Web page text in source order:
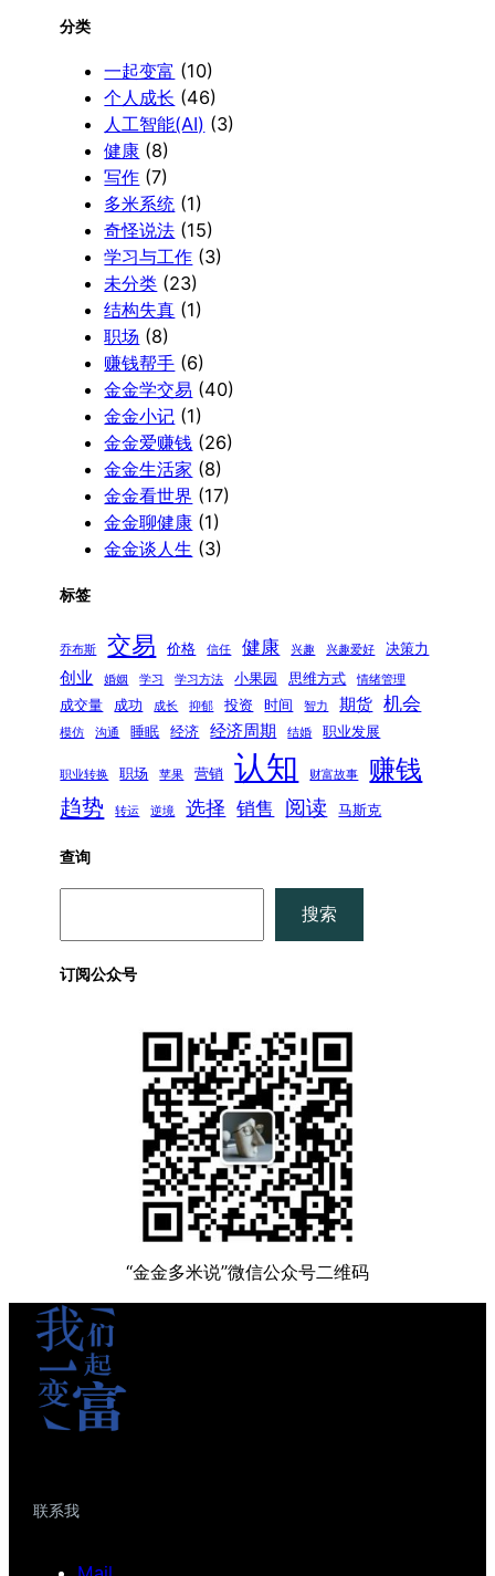
分类
一起变富 (10)
个人成长 (46)
人工智能(AI) (3)
健康 (8)
写作 (7)
多米系统 (1)
奇怪说法 (15)
学习与工作 (3)
未分类 (23)
结构失真 (1)
职场 (8)
赚钱帮手 (6)
金金学交易 (40)
金金小记 (1)
金金爱赚钱 (26)
金金生活家 (8)
金金看世界 (17)
金金聊健康 (1)
金金谈人生 (3)
标签
乔布斯 交易 价格 信任 健康 兴趣 兴趣爱好 决策力
创业 婚姻 学习 学习方法 小果园 思维方式 情绪管理
成交量 成功 成长 抑郁 投资 时间 智力 期货 机会
模仿 沟通 睡眠 经济 经济周期 结婚 职业发展
职业转换 职场 苹果 营销 认知 财富故事 赚钱
趋势 转运 逆境 选择 销售 阅读 马斯克
查询
搜索
订阅公众号
“金金多米说”微信公众号二维码
联系我